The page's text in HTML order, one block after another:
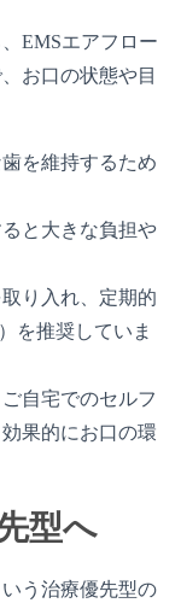
EMSエアフロー
お口の状態や目
を維持するため
と大きな負担や
り入れ、定期的
を推奨していま
自宅でのセルフ
果的にお口の環
型へ
う治療優先型の